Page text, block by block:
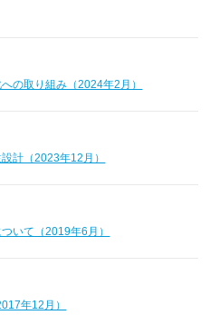
の取り組み（2024年2月）
計（2023年12月）
いて（2019年6月）
年12月）